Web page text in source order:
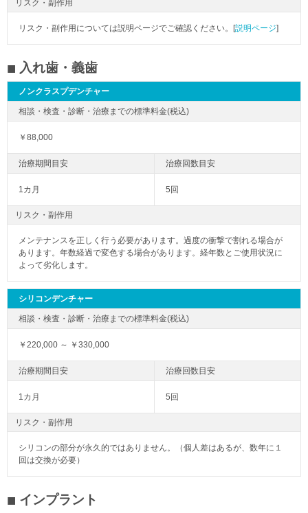
リスク・副作用
リスク・副作用については説明ページでご確認ください。[説明ページ]
入れ歯・義歯
ノンクラスプデンチャー
￥88,000
1カ月 5回
リスク・副作用
メンテナンスを正しく行う必要があります。過度の衝撃で割れる場合が
あります。年数経過で変色する場合があります。経年数とご使用状況に
よって劣化します。
シリコンデンチャー
￥220,000 ～ ￥330,000
1カ月 5回
リスク・副作用
シリコンの部分が永久的ではありません。（個人差はあるが、数年に１
回は交換が必要）
インプラント